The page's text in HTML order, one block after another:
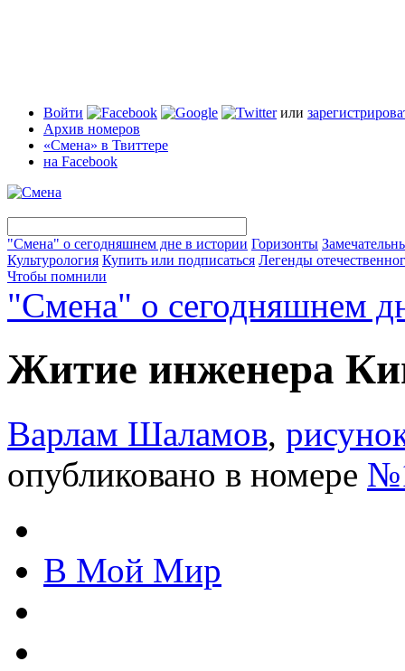
Войти или
Архив номеров
«Смена» в Твиттере
на Facebook
"Смена" о сегодняшнем дне в истории Горизонты
Культурология Купить или подписаться Легенды
Чтобы помнили
"Смена" о сегодняшнем
Житие инженера
Варлам Шаламов,
опубликовано в номере
В Мой Мир